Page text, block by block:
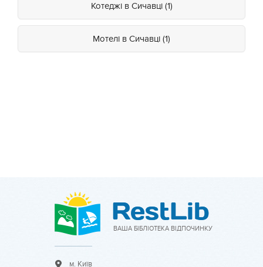
Котеджі в Сичавці (1)
Мотелі в Сичавці (1)
ВАША БІБЛІОТЕКА ВІДПОЧИНКУ
м. Київ